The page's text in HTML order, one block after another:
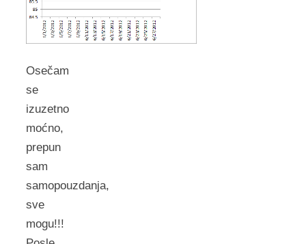
Osečam
se
izuzetno
moćno,
prepun
sam
samopouzdanja,
sve
mogu!!!